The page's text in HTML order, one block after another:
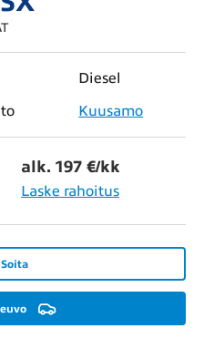
Diesel
Kuusamo
alk. 197 €/kk
Laske rahoitus
Soita